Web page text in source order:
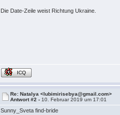
Die Date-Zeile weist Richtung Ukraine.
ICQ
Re: Natalya <lubimirisebya@gmail.com>
Antwort #2 - 10. Februar 2019 um 17:01
Sunny_Sveta find-bride